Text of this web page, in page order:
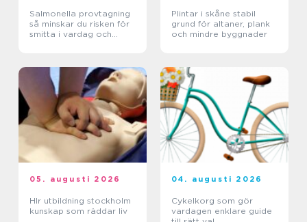
Salmonella provtagning
så minskar du risken för
smitta i vardag och
Plintar i skåne stabil
grund för altaner, plank
och mindre byggnader
05. augusti 2026
Hlr utbildning stockholm
kunskap som räddar liv
04. augusti 2026
Cykelkorg som gör
vardagen enklare guide